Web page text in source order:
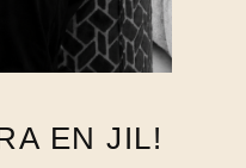
EN JIL!